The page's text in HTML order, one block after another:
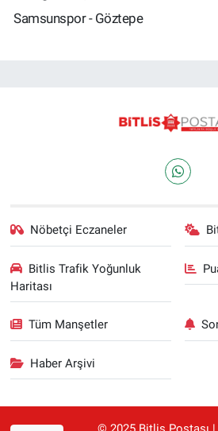
Samsunspor - Göztepe
Nöbetçi Eczaneler
Bitlis Trafik Yoğunluk
Haritası
Tüm Manşetler
Haber Arşivi